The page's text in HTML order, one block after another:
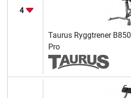
4
Taurus Ryggtrener B850
Pro